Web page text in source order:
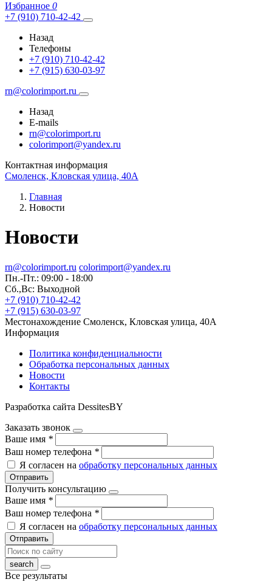
Избранное 0
+7 (910) 710-42-42
Назад
Телефоны
+7 (910) 710-42-42
+7 (915) 630-03-97
rn@colorimport.ru
Назад
E-mails
rn@colorimport.ru
colorimport@yandex.ru
Контактная информация
Смоленск, Кловская улица, 40А
Главная
Новости
Новости
rn@colorimport.ru colorimport@yandex.ru
Пн.-Пт.: 09:00 - 18:00
Сб.,Вс: Выходной
+7 (910) 710-42-42
+7 (915) 630-03-97
Местонахождение Смоленск, Кловская улица, 40А
Информация
Политика конфиденциальности
Обработка персональных данных
Новости
Контакты
Разработка сайта DessitesBY
Заказать звонок
Ваше имя *
Ваш номер телефона *
Я согласен на обработку персональных данных
Отправить
Получить консультацию
Ваше имя *
Ваш номер телефона *
Я согласен на обработку персональных данных
Отправить
Все результаты